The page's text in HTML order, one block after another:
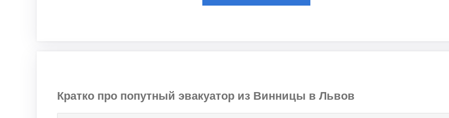
Кратко про попутный эвакуатор из Винницы в Львов